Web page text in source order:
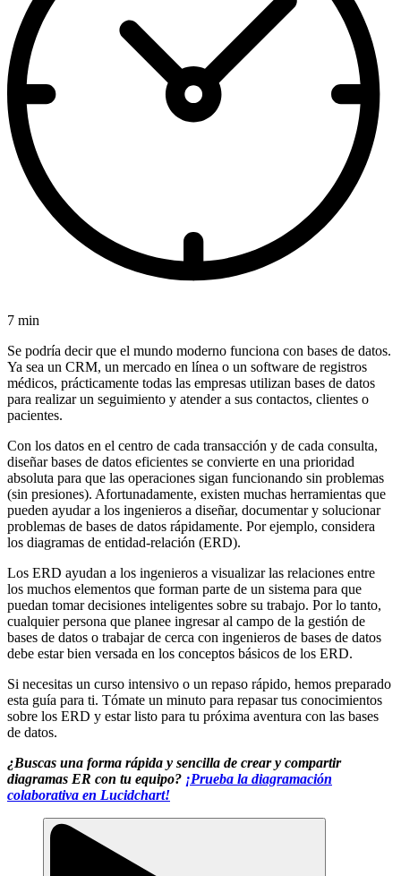
7 min
Se podría decir que el mundo moderno funciona con bases de datos.
Ya sea un CRM, un mercado en línea o un software de registros
médicos, prácticamente todas las empresas utilizan bases de datos
para realizar un seguimiento y atender a sus contactos, clientes o
pacientes.
Con los datos en el centro de cada transacción y de cada consulta,
diseñar bases de datos eficientes se convierte en una prioridad
absoluta para que las operaciones sigan funcionando sin problemas
(sin presiones). Afortunadamente, existen muchas herramientas que
pueden ayudar a los ingenieros a diseñar, documentar y solucionar
problemas de bases de datos rápidamente. Por ejemplo, considera
los diagramas de entidad-relación (ERD).
Los ERD ayudan a los ingenieros a visualizar las relaciones entre
los muchos elementos que forman parte de un sistema para que
puedan tomar decisiones inteligentes sobre su trabajo. Por lo tanto,
cualquier persona que planee ingresar al campo de la gestión de
bases de datos o trabajar de cerca con ingenieros de bases de datos
debe estar bien versada en los conceptos básicos de los ERD.
Si necesitas un curso intensivo o un repaso rápido, hemos preparado
esta guía para ti. Tómate un minuto para repasar tus conocimientos
sobre los ERD y estar listo para tu próxima aventura con las bases
de datos.
¿Buscas una forma rápida y sencilla de crear y compartir
diagramas ER con tu equipo? ¡Prueba la diagramación
colaborativa en Lucidchart!